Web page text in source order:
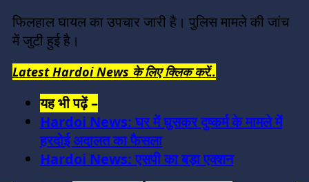
फिलहाल घायल का उपचार जारी है। पुलिस मामले की जांच
में जुटी हुई है।
Latest Hardoi News के लिए क्लिक करें..
यह भी पढ़ें –
Hardoi News: घर में घुसकर दुष्कर्म के मामले में
हरदोई अदालत का फैसला
Hardoi News: एसपी का बड़ा एक्शन